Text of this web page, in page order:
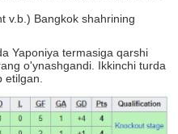
v.b.) Bangkok shahrining
Yaponiya termasiga qarshi
o'ynashgandi. Ikkinchi turda
etilgan.